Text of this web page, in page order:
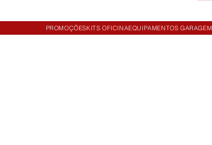
PROMOÇÕESKITS OFICINAEQUIPAMENTOS GARAGEM